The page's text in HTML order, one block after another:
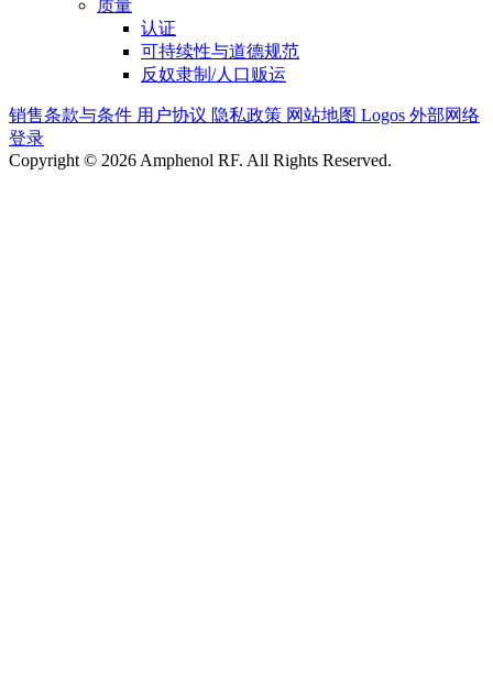
质量
认证
可持续性与道德规范
反奴隶制/人口贩运
销售条款与条件 用户协议 隐私政策 网站地图 Logos 外部网络
登录
Copyright © 2026 Amphenol RF. All Rights Reserved.